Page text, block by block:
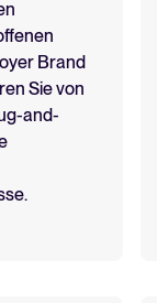
Brand
Sie von
and-